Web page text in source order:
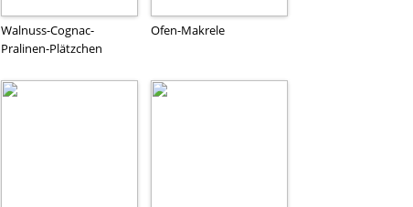
Walnuss-Cognac-
Pralinen-Plätzchen
Ofen-Makrele